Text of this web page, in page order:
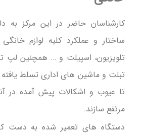
کارشناسان حاضر در این مرکز به
ساختار و عملکرد کلیه لوازم
تلویزیون، اسپیلت و … همچنین لپ
تبلت و ماشین های اداری تسلط یافته
تا عیوب و اشکالات پیش آمده در
مرتفع سازند.
دستگاه های تعمیر شده به دست